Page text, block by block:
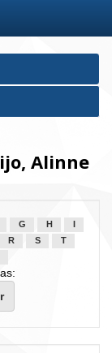
Alinne
G H
R S
T